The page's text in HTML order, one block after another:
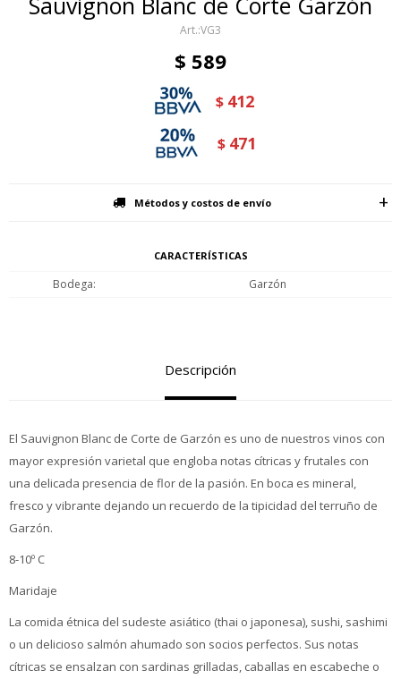
VG3
$ 589
$ 412
$ 471
Métodos y costos de envío
CARACTERÍSTICAS
Bodega Garzón
Descripción
El Sauvignon Blanc de Corte de Garzón es uno de nuestros vinos con
mayor expresión varietal que engloba notas cítricas y frutales con
una delicada presencia de flor de la pasión. En boca es mineral,
fresco y vibrante dejando un recuerdo de la tipicidad del terruño de
Garzón.
8-10º C
Maridaje
La comida étnica del sudeste asiático (thai o japonesa), sushi, sashimi
o un delicioso salmón ahumado son socios perfectos. Sus notas
cítricas se ensalzan con sardinas grilladas, caballas en escabeche o